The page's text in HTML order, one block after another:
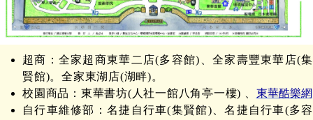
超商：全家超商東華二店(多容館)、全家壽豐東華店(集
賢館)。全家東湖店(湖畔)。
校園商品：東華書坊( 人社一館八角亭一樓) 、 東華酷樂網
自行車維修部：名捷 自行車(集賢館)、名捷自行車(多容